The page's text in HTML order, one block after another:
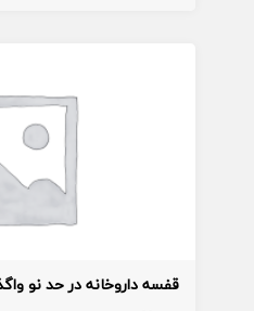
قفسه داروخانه در حد نو